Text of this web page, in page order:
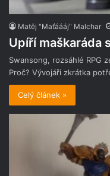
Matěj "Maťáááj" Malchar
Upíří maškaráda
Swansong, rozsáhlé RPG
Proč? Vývojáři zkrátka
Celý článek »